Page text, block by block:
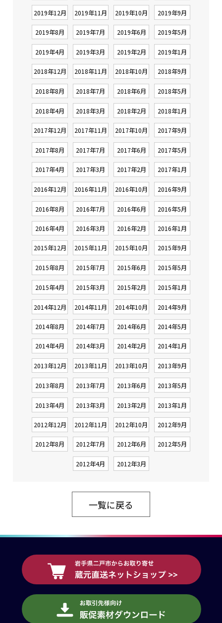
2019年12月 2019年11月 2019年10月 2019年9月
2019年8月 2019年7月 2019年6月 2019年5月
2019年4月 2019年3月 2019年2月 2019年1月
2018年12月 2018年11月 2018年10月 2018年9月
2018年8月 2018年7月 2018年6月 2018年5月
2018年4月 2018年3月 2018年2月 2018年1月
2017年12月 2017年11月 2017年10月 2017年9月
2017年8月 2017年7月 2017年6月 2017年5月
2017年4月 2017年3月 2017年2月 2017年1月
2016年12月 2016年11月 2016年10月 2016年9月
2016年8月 2016年7月 2016年6月 2016年5月
2016年4月 2016年3月 2016年2月 2016年1月
2015年12月 2015年11月 2015年10月 2015年9月
2015年8月 2015年7月 2015年6月 2015年5月
2015年4月 2015年3月 2015年2月 2015年1月
2014年12月 2014年11月 2014年10月 2014年9月
2014年8月 2014年7月 2014年6月 2014年5月
2014年4月 2014年3月 2014年2月 2014年1月
2013年12月 2013年11月 2013年10月 2013年9月
2013年8月 2013年7月 2013年6月 2013年5月
2013年4月 2013年3月 2013年2月 2013年1月
2012年12月 2012年11月 2012年10月 2012年9月
2012年8月 2012年7月 2012年6月 2012年5月
2012年4月 2012年3月
一覧に戻る